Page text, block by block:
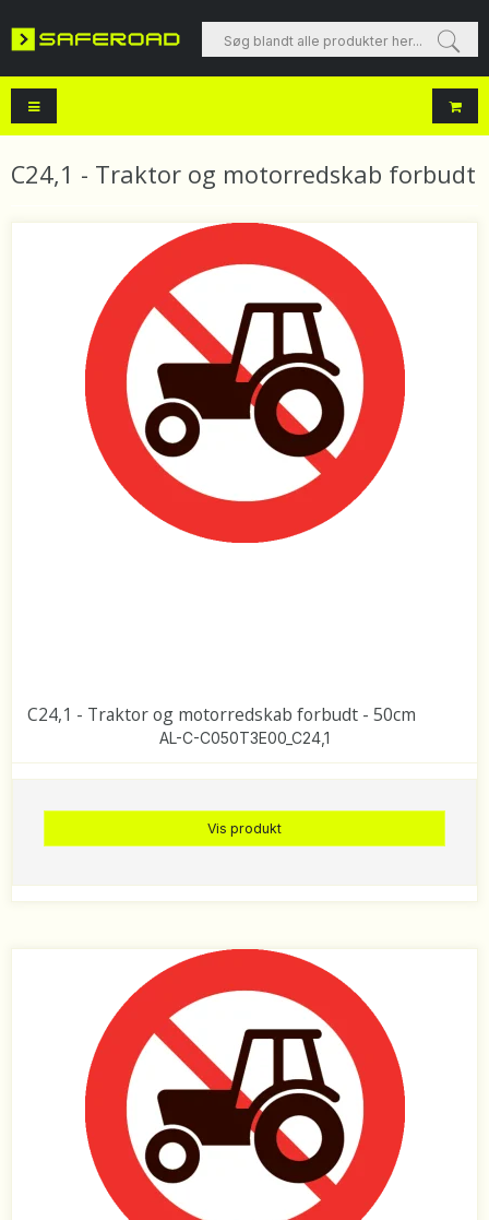
Søg blandt alle produkter her...
C24,1 - Traktor og motorredskab forbudt
C24,1 - Traktor og motorredskab forbudt - 50cm
AL-C-C050T3E00_C24,1
Vis produkt